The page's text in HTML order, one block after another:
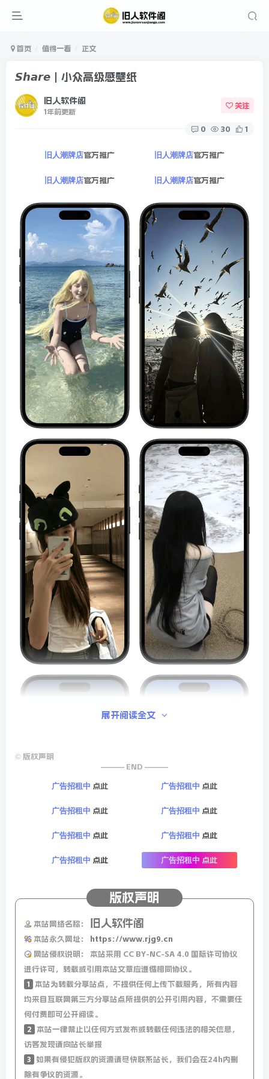
首页 值得一看 正文
𝙎𝙝𝙖𝙧𝙚｜小众高级感壁纸
旧人软件阁
1年前更新
关注
0 30 1
旧人潮牌店官方推广 旧人潮牌店官方推广
旧人潮牌店官方推广 旧人潮牌店官方推广
展开阅读全文
© 版权声明
——— END ———
广告招租中 点此 广告招租中 点此
广告招租中 点此 广告招租中 点此
广告招租中 点此 广告招租中 点此
广告招租中 点此 广告招租中 点此
版权声明
本站网络名称： 旧人软件阁
本站永久网址：
https://www.rjg9.cn
网站侵权说明：
本站采用 CC BY-NC-SA 4.0 国际许可协议
进行许可，转载或引用本站文章应遵循相同协议。
1
本站为转载分享站点，不提供任何上传下载服务，所有内容
均来自互联网第三方分享站点所提供的公开引用内容，不需要任
何付费即可公开阅读。
2
本站一律禁止以任何方式发布或转载任何违法的相关信息，
访客发现请向站长举报
3
如果有侵犯版权的资源请尽快联系站长，我们会在24h内删
除有争议的资源。